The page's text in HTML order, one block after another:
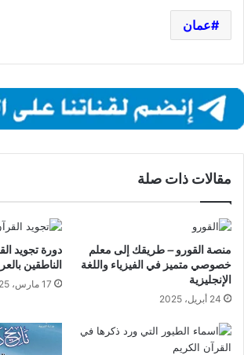
عمان
مقالات ذات صلة
منصة القورو – طريقك إلى معلم
خصوصي متميز في الفيزياء واللغة
الإنجليزية
24 أبريل، 2025
دورة تجويد
الناطقين
17 مارس، 2025